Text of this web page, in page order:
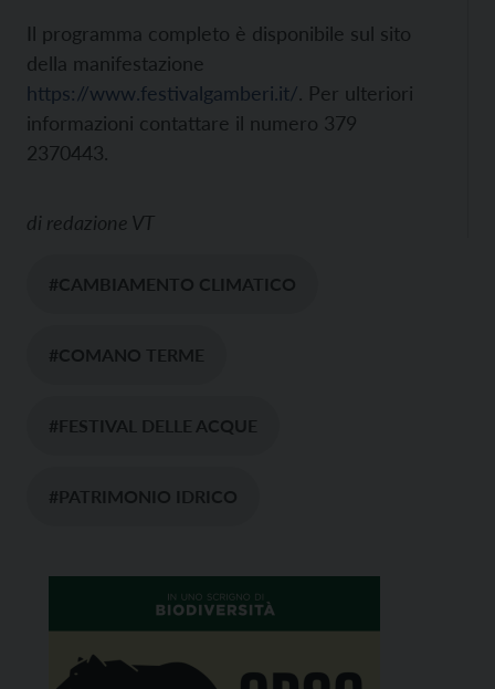
Il programma completo è disponibile sul sito
della manifestazione
https://www.festivalgamberi.it/. Per ulteriori
informazioni contattare il numero 379
2370443.
di redazione VT
#CAMBIAMENTO CLIMATICO
#COMANO TERME
#FESTIVAL DELLE ACQUE
#PATRIMONIO IDRICO